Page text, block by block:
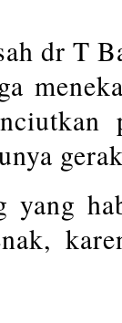
dr T
yang